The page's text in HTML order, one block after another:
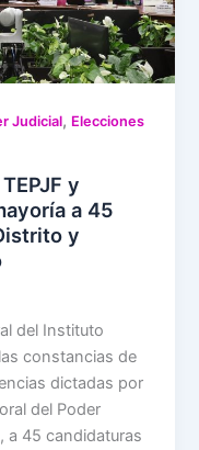
Judicial, Elecciones
y
a 45
y
del Instituto
constancias de
dictadas por
del Poder
a 45 candidaturas